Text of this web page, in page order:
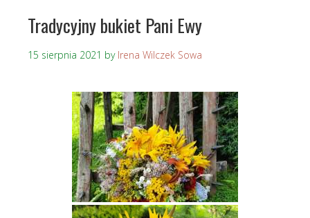
Tradycyjny bukiet Pani Ewy
15 sierpnia 2021 by Irena Wilczek Sowa